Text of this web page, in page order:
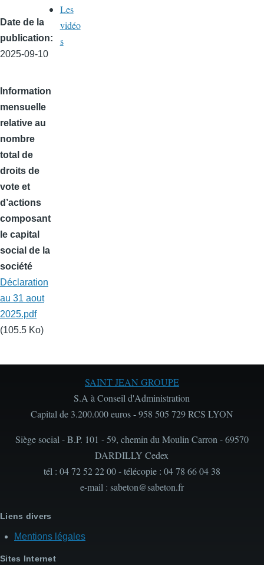
Date de la
publication
2025-09-10
Information
mensuelle
relative au
nombre
total de
droits de
vote et
d’actions
composant
le capital
social de la
société
Déclaration
au 31 aout
2025.pdf
(105.5 Ko)
Les
vidéo
s
SAINT JEAN GROUPE
S.A à Conseil d'Administration
Capital de 3.200.000 euros - 958 505 729 RCS LYON
Siège social - B.P. 101 - 59, chemin du Moulin Carron - 69570
DARDILLY Cedex
tél : 04 72 52 22 00 - télécopie : 04 78 66 04 38
e-mail : sabeton@sabeton.fr
Liens divers
Mentions légales
Sites Internet